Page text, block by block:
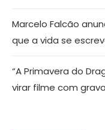
Marcelo Falcão
que a vida se
“A Primavera do
virar filme com